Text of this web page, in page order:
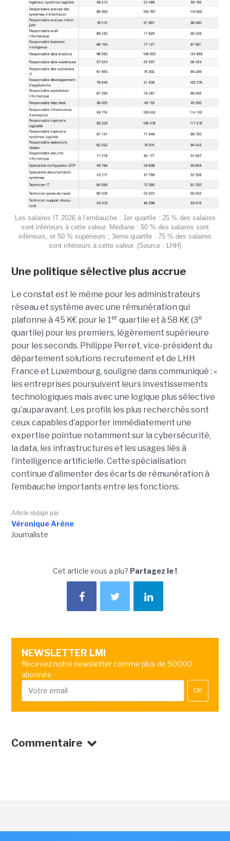
Les salaires IT 2026 à l’embauche : 1er quartile : 25 % des salaires
sont inférieurs à cette valeur. Médiane : 50 % des salaires sont
inférieurs, et 50 % supérieurs ; 3eme quartile : 75 % des salaires
sont inférieurs à cette valeur. (Source : LHH)
Une politique sélective plus accrue
Le constat est le même pour les administrateurs
réseau et système avec une rémunération qui
plafonne à 45 K€ pour le 1 erquartile et à 58 K€ (3e
quartile) pour les premiers, légèrement supérieure
pour les seconds. Philippe Perret, vice-président du
département solutions recrutement et de LHH
France et Luxembourg, souligne dans communiqué : «
les entreprises poursuivent leurs investissements
technologiques mais avec une logique plus sélective
qu’auparavant. Les profils les plus recherchés sont
ceux capables d’apporter immédiatement une
expertise pointue notamment sur la cybersécurité,
la data, les infrastructures et les usages liés à
l’intelligence artificielle. Cette spécialisation
continue d’alimenter des écarts de rémunération à
l’embauche importants entre les fonctions.
Article rédigé par
Véronique Arène
Journaliste
Cet article vous a plu? Partagez le !
NEWSLETTER LMI
Recevez notre newsletter comme plus de 50000
abonnés
OK
Commentaire